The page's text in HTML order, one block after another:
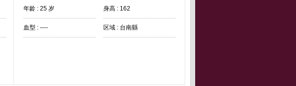
年龄 : 25 岁 身高 : 162
血型 : ---- 区域 : 台南縣